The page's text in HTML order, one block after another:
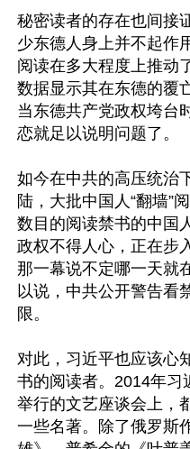
秘密读者的存在也间接
少东德人身上并不起作
阅读在多大程度上推动
数据显示其在东德的覆
当东德共产党政权垮台
恋就足以说明问题了。
如今在中共的高压统治
陆，大批中国人“翻墙”
数目的阅读禁书的中国
政权不得人心，正在步
那一幕说不定哪一天就
以说，中共公开警告看
限。
对此，习近平也应该心
书的阅读者。2014年习
举行的文艺座谈会上，
一些名著。除了俄罗斯